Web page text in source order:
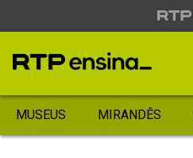
MUSEUS MIRANDÊS